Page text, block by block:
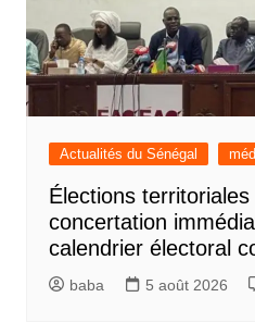
Actualités du Sénégal
Élections
concertation
calendrier électoral
baba 5 août 2026